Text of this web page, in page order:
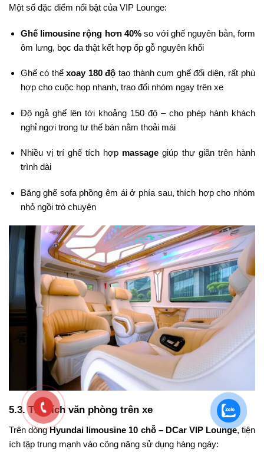
Một số đặc điểm nổi bật của VIP Lounge:
Ghế limousine rộng hơn 40%so với ghế nguyên bản, form
ôm lưng, bọc da thật kết hợp ốp gỗ nguyên khối
Ghế có thểxoay 180 độ tạo thành cụm ghế đối diện, rất phù
hợp cho cuộc họp nhanh, trao đổi nhóm ngay trên xe
Độ ngả ghế lên tới khoảng 150 độ – cho phép hành khách
nghỉ ngơi trong tư thế bán nằm thoải mái
Nhiều vị trí ghế tích hợp massage giúp thư giãn trên hành
trình dài
Băng ghế sofa phồng êm ái ở phía sau, thích hợp cho nhóm
nhỏ ngồi trò chuyện
5.3. Tiện ích văn phòng trên xe
Trên dòngHyundai limousine 10 chỗ – DCar VIP Lounge, tiện
ích tập trung mạnh vào công năng sử dụng hàng ngày: